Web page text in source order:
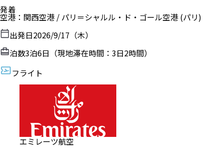
発着
空港 ： 関西空港 / パリ＝シャルル・ド・ゴール空港 (パリ)
出発日2026/9/17（木）
泊数3泊6日（現地滞在時間： 3日2時間）
フライト
エミレーツ航空